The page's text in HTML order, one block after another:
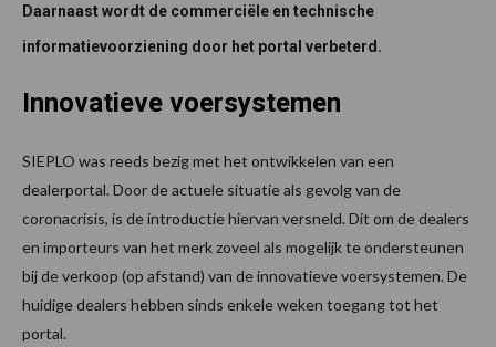
Daarnaast wordt de commerciële en technische
informatievoorziening door het portal verbeterd.
Innovatieve voersystemen
SIEPLO was reeds bezig met het ontwikkelen van een
dealerportal. Door de actuele situatie als gevolg van de
coronacrisis, is de introductie hiervan versneld. Dit om de dealers
en importeurs van het merk zoveel als mogelijk te ondersteunen
bij de verkoop (op afstand) van de innovatieve voersystemen. De
huidige dealers hebben sinds enkele weken toegang tot het
portal.